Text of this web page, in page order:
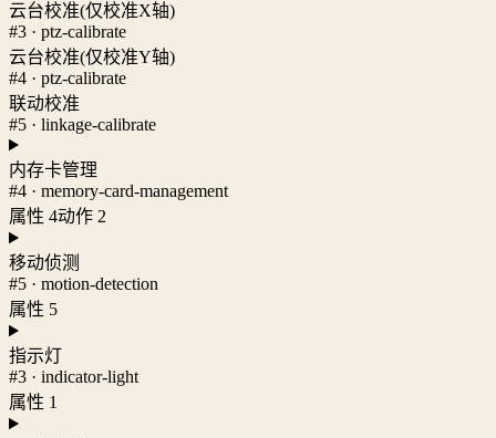
云台校准(仅校准X轴)
#3 · ptz-calibrate
云台校准(仅校准Y轴)
#4 · ptz-calibrate
联动校准
#5 · linkage-calibrate
内存卡管理
#4 · memory-card-management
属性 4动作 2
移动侦测
#5 · motion-detection
属性 5
指示灯
#3 · indicator-light
属性 1